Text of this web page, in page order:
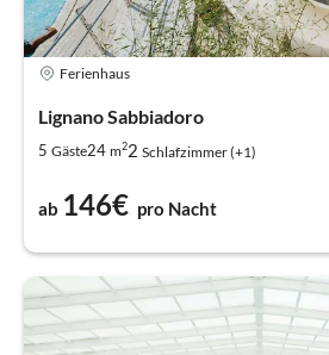
Ferienhaus
Lignano Sabbiadoro
5 Gäste24 m22 Schlafzimmer (+1)
ab 146€ pro Nacht